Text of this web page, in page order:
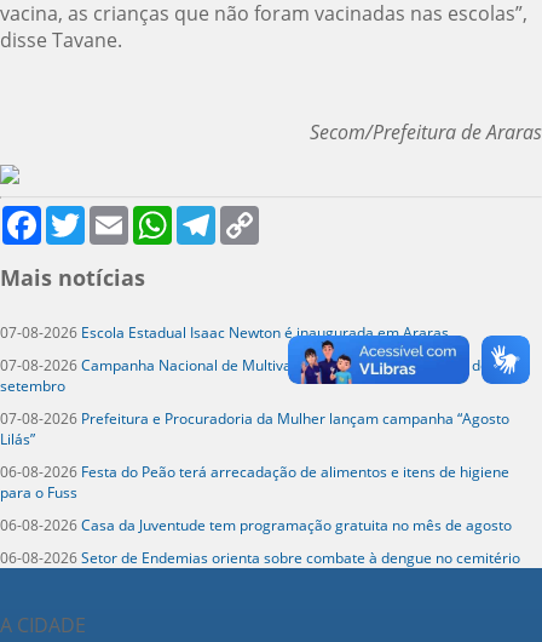
vacina, as crianças que não foram vacinadas nas escolas”,
disse Tavane.
Secom/Prefeitura de Araras
FacebookTwitter Email WhatsAppTelegram
Mais notícias
07-08-2026 Escola Estadual Isaac Newton é inaugurada em Araras
07-08-2026Campanha Nacional de Multivacinação segue até o dia 1º de
setembro
07-08-2026 Prefeitura e Procuradoria da Mulher lançam campanha “Agosto
Lilás”
06-08-2026 Festa do Peão terá arrecadação de alimentos e itens de higiene
para o Fuss
06-08-2026Casa da Juventude tem programação gratuita no mês de agosto
06-08-2026Setor de Endemias orienta sobre combate à dengue no cemitério
A CIDADE